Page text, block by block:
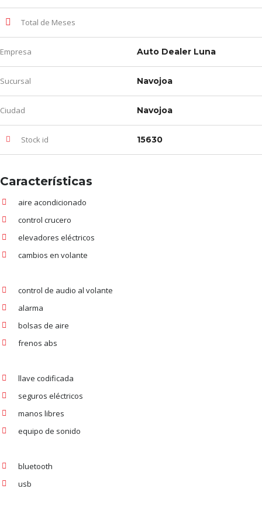
Total de Meses
Empresa Auto Dealer Luna
Sucursal Navojoa
Ciudad Navojoa
Stock id 15630
Características
aire acondicionado
control crucero
elevadores eléctricos
cambios en volante
control de audio al volante
alarma
bolsas de aire
frenos abs
llave codificada
seguros eléctricos
manos libres
equipo de sonido
bluetooth
usb